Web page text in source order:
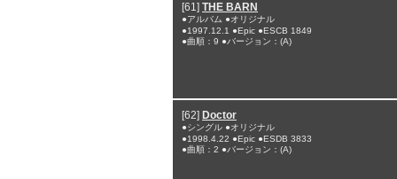
[61] THE BARN
●アルバム ●オリジナル
●1997.12.1 ●Epic ●ESCB 1849
●曲順：9 ●バージョン：(A)
[62] Doctor
●シングル ●オリジナル
●1998.4.22 ●Epic ●ESDB 3833
●曲順：2 ●バージョン：(A)